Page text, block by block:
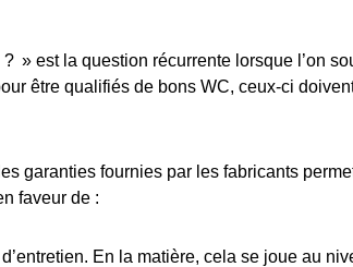
» est la question récurrente lorsque l’on
être qualifiés de bons WC, ceux-ci
garanties fournies par les fabricants
faveur de :
En la matière, cela se joue au